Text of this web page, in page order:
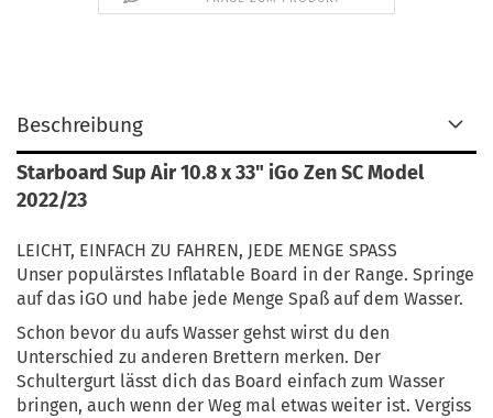
Beschreibung
Starboard Sup Air 10.8 x 33" iGo Zen SC​ Model
2022/23
LEICHT, EINFACH ZU FAHREN, JEDE MENGE SPASS
Unser populärstes Inflatable Board in der Range. Springe
auf das iGO und habe jede Menge Spaß auf dem Wasser.
Schon bevor du aufs Wasser gehst wirst du den
Unterschied zu anderen Brettern merken. Der
Schultergurt lässt dich das Board einfach zum Wasser
bringen, auch wenn der Weg mal etwas weiter ist. Vergiss